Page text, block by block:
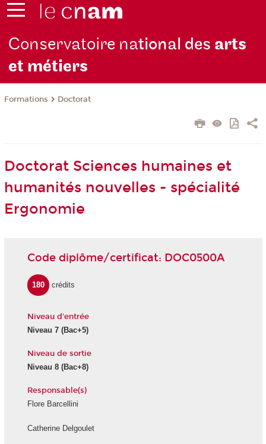
Conservatoire national des arts
et métiers
Formations Doctorat
Doctorat Sciences humaines et
humanités nouvelles - spécialité
Ergonomie
Code diplôme/certificat: DOC0500A
180 crédits
Niveau d'entrée
Niveau 7 (Bac+5)
Niveau de sortie
Niveau 8 (Bac+8)
Responsable(s)
Flore Barcellini
Catherine Delgoulet